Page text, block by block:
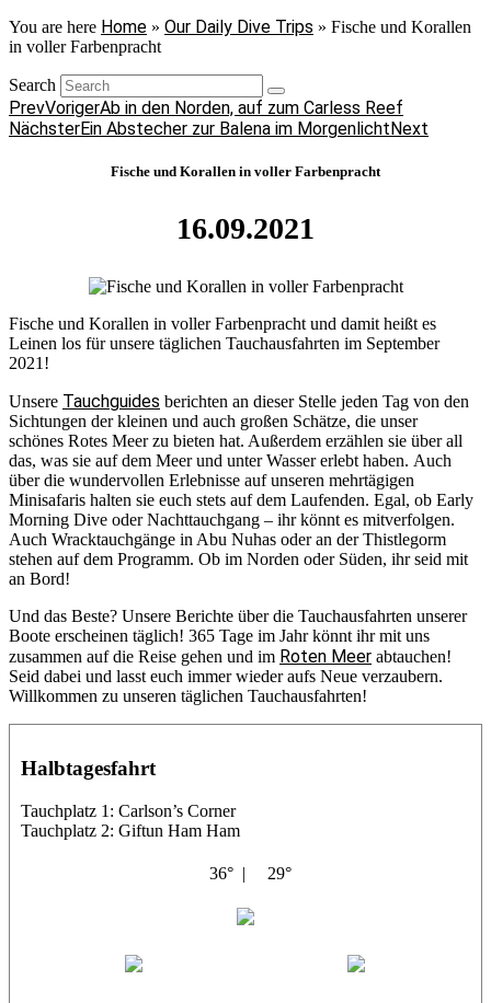
You are here Home » Our Daily Dive Trips » Fische und Korallen
in voller Farbenpracht
Search
PrevVorigerAb in den Norden, auf zum Carless Reef
NächsterEin Abstecher zur Balena im MorgenlichtNext
Fische und Korallen in voller Farbenpracht
16.09.2021
Fische und Korallen in voller Farbenpracht und damit heißt es
Leinen los für unsere täglichen Tauchausfahrten im September
2021!
Unsere Tauchguides berichten an dieser Stelle jeden Tag von den
Sichtungen der kleinen und auch großen Schätze, die unser
schönes Rotes Meer zu bieten hat. Außerdem erzählen sie über all
das, was sie auf dem Meer und unter Wasser erlebt haben. Auch
über die wundervollen Erlebnisse auf unseren mehrtägigen
Minisafaris halten sie euch stets auf dem Laufenden. Egal, ob Early
Morning Dive oder Nachttauchgang – ihr könnt es mitverfolgen.
Auch Wracktauchgänge in Abu Nuhas oder an der Thistlegorm
stehen auf dem Programm. Ob im Norden oder Süden, ihr seid mit
an Bord!
Und das Beste? Unsere Berichte über die Tauchausfahrten unserer
Boote erscheinen täglich! 365 Tage im Jahr könnt ihr mit uns
zusammen auf die Reise gehen und im Roten Meer abtauchen!
Seid dabei und lasst euch immer wieder aufs Neue verzaubern.
Willkommen zu unseren täglichen Tauchausfahrten!
Halbtagesfahrt
Tauchplatz 1: Carlson’s Corner
Tauchplatz 2: Giftun Ham Ham
36° | 29°